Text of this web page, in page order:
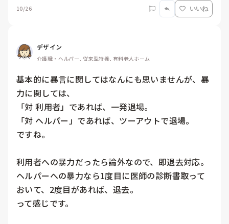
10/26 いいね
デザイン
介護職・ヘルパー, 従来型特養, 有料老人ホーム
基本的に暴言に関してはなんにも思いませんが、暴
力に関しては、
「対 利用者」であれば、一発退場。
「対 ヘルパー」であれば、ツーアウトで退場。
ですね。
利用者への暴力だったら論外なので、即退去対応。
ヘルパーへの暴力なら1度目に医師の診断書取って
おいて、2度目があれば、退去。
って感じです。